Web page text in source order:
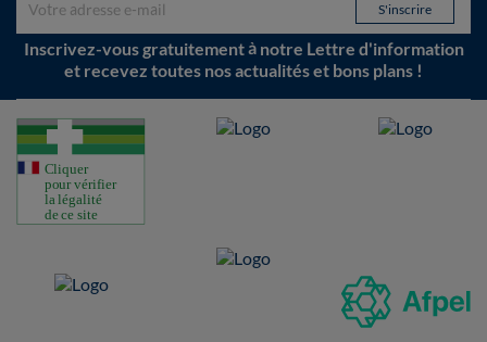
Inscrivez-vous gratuitement à notre Lettre d'information
et recevez toutes nos actualités et bons plans !